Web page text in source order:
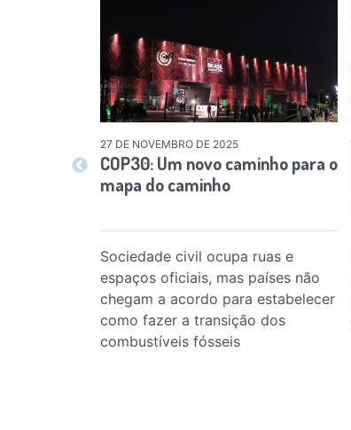
27 DE NOVEMBRO DE 2025
COP30: Um novo caminho para o
mapa do caminho
Sociedade civil ocupa ruas e
espaços oficiais, mas países não
chegam a acordo para estabelecer
como fazer a transição dos
combustíveis fósseis